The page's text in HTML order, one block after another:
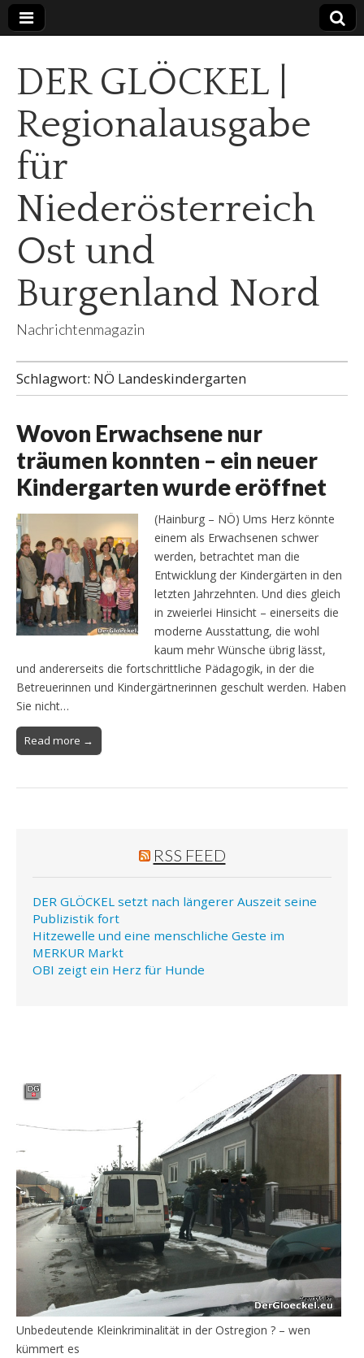
DER GLÖCKEL |
Regionalausgabe
für
Niederösterreich
Ost und
Burgenland Nord
Nachrichtenmagazin
Schlagwort: NÖ Landeskindergarten
Wovon Erwachsene nur
träumen konnten – ein neuer
Kindergarten wurde eröffnet
(Hainburg – NÖ) Ums Herz könnte
einem als Erwachsenen schwer
werden, betrachtet man die
Entwicklung der Kindergärten in den
letzten Jahrzehnten. Und dies gleich
in zweierlei Hinsicht – einerseits die
moderne Ausstattung, die wohl
kaum mehr Wünsche übrig lässt,
und andererseits die fortschrittliche Pädagogik, in der die
Betreuerinnen und Kindergärtnerinnen geschult werden. Haben
Sie nicht…
Read more →
RSS FEED
DER GLÖCKEL setzt nach längerer Auszeit seine
Publizistik fort
Hitzewelle und eine menschliche Geste im
MERKUR Markt
OBI zeigt ein Herz für Hunde
Unbedeutende Kleinkriminalität in der Ostregion ? – wen
kümmert es